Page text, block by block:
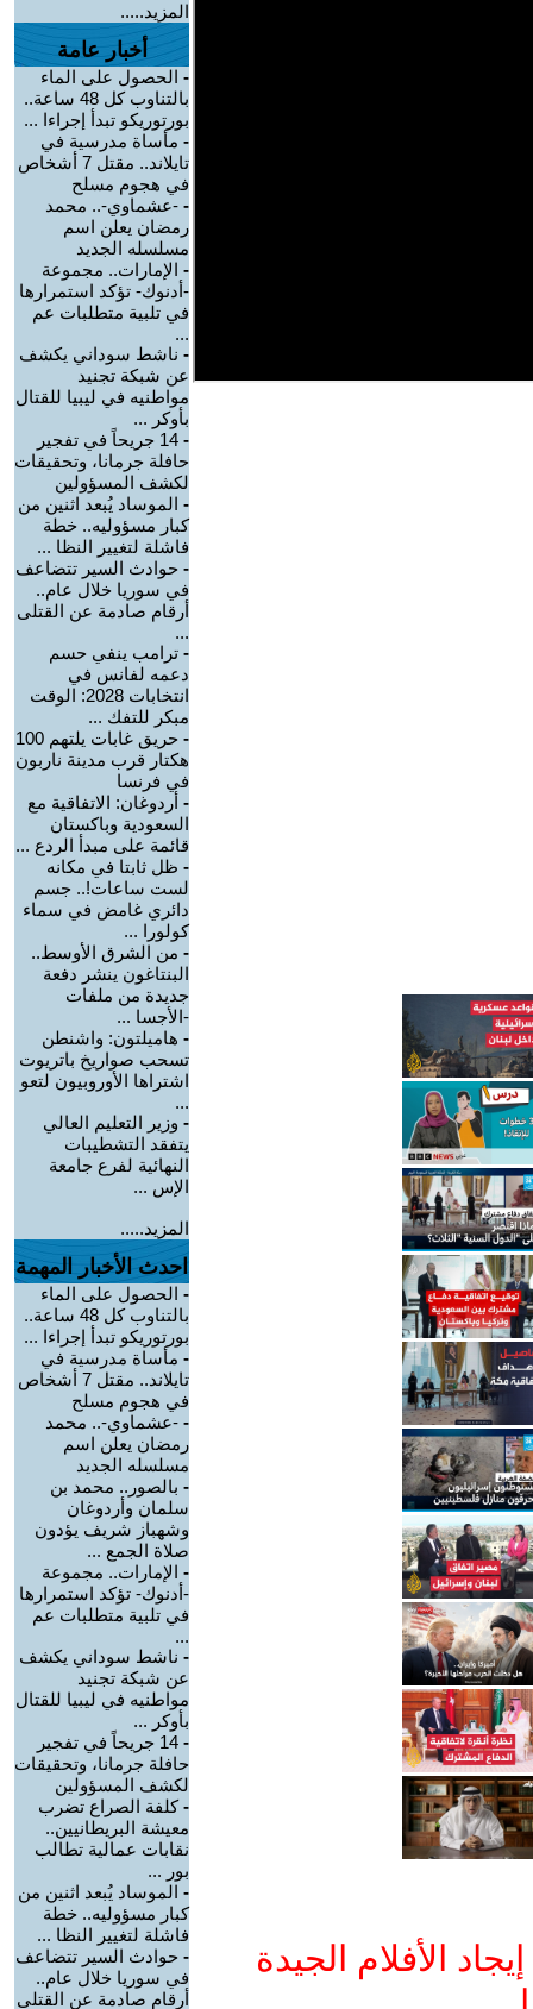
الأفلام الجيدة
المزيد.....
أخبار عامة
- الحصول على الماء
بالتناوب كل 48 ساعة..
بورتوريكو تبدأ إجراءا ...
- مأساة مدرسية في
تايلاند.. مقتل 7 أشخاص
في هجوم مسلح
- -عشماوي-.. محمد
رمضان يعلن اسم
مسلسله الجديد
- الإمارات.. مجموعة
-أدنوك- تؤكد استمرارها
في تلبية متطلبات عم
...
- ناشط سوداني يكشف
عن شبكة تجنيد
مواطنيه في ليبيا للقتال
بأوكر ...
-
14 جريحاً في تفجير
حافلة جرمانا، وتحقيقات
لكشف المسؤولين
- الموساد يُبعد اثنين من
كبار مسؤوليه.. خطة
فاشلة لتغيير النظا ...
- حوادث السير تتضاعف
في سوريا خلال عام..
أرقام صادمة عن القتلى
...
- ترامب ينفي حسم
دعمه لفانس في
انتخابات 2028: الوقت
مبكر للتفك ...
-
حريق غابات يلتهم 100
هكتار قرب مدينة ناربون
في فرنسا
- أردوغان: الاتفاقية مع
السعودية وباكستان
قائمة على مبدأ الردع ...
- ظل ثابتا في مكانه
لست ساعات!.. جسم
دائري غامض في سماء
كولورا ...
- من الشرق الأوسط..
البنتاغون ينشر دفعة
جديدة من ملفات
-الأجسا ...
- هاميلتون: واشنطن
تسحب صواريخ باتريوت
اشتراها الأوروبيون لتعو
...
- وزير التعليم العالي
يتفقد التشطيبات
النهائية لفرع جامعة
الإس ...
المزيد.....
احدث الأخبار المهمة
- الحصول على الماء
بالتناوب كل 48 ساعة..
بورتوريكو تبدأ إجراءا ...
- مأساة مدرسية في
تايلاند.. مقتل 7 أشخاص
في هجوم مسلح
- -عشماوي-.. محمد
رمضان يعلن اسم
مسلسله الجديد
- بالصور.. محمد بن
سلمان وأردوغان
وشهباز شريف يؤدون
صلاة الجمع ...
- الإمارات.. مجموعة
-أدنوك- تؤكد استمرارها
في تلبية متطلبات عم
...
- ناشط سوداني يكشف
عن شبكة تجنيد
مواطنيه في ليبيا للقتال
بأوكر ...
-
14 جريحاً في تفجير
حافلة جرمانا، وتحقيقات
لكشف المسؤولين
-كلفة الصراع تضرب
معيشة البريطانيين..
نقابات عمالية تطالب
بور ...
- الموساد يُبعد اثنين من
كبار مسؤوليه.. خطة
فاشلة لتغيير النظا ...
- حوادث السير تتضاعف
في سوريا خلال عام..
أرقام صادمة عن القتلى